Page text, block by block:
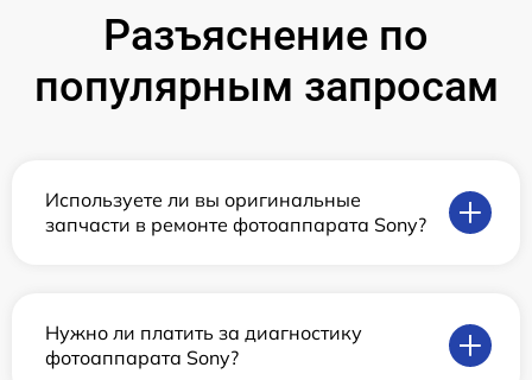
Разъяснение по
популярным запросам
Используете ли вы оригинальные
запчасти в ремонте фотоаппарата Sony?
Нужно ли платить за диагностику
фотоаппарата Sony?